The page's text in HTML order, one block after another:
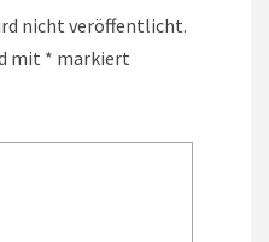
nicht veröffentlicht.
mit * markiert